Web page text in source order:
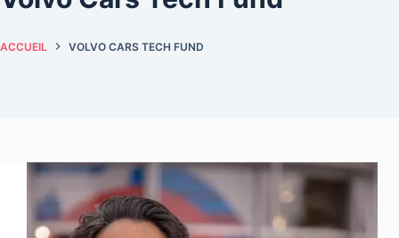
ACCUEIL VOLVO CARS TECH FUND